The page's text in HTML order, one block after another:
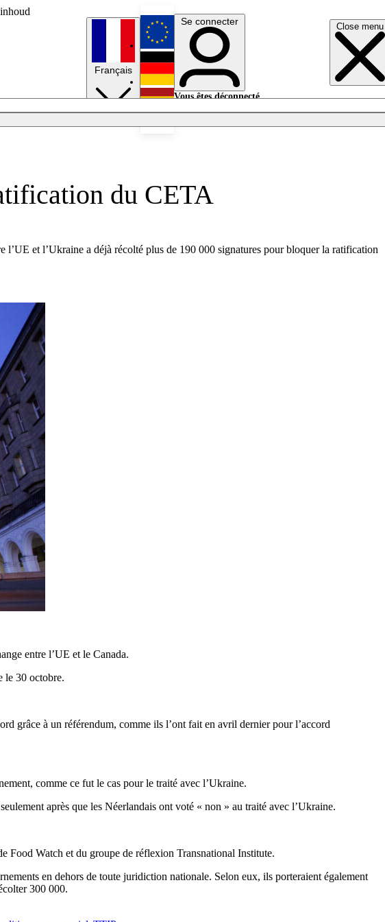
Close menu
Français
English
Deutsch
Se connecter
Vous êtes déconnecté.
du CETA
et l’Ukraine a déjà récolté plus de 190 000 signatures pour bloquer la ratification
entre l’UE et le Canada.
le 30 octobre.
grâce à un référendum, comme ils l’ont fait en avril dernier pour l’accord
comme ce fut le cas pour le traité avec l’Ukraine.
après que les Néerlandais ont voté « non » au traité avec l’Ukraine.
Food Watch et du groupe de réflexion Transnational Institute.
en dehors de toute juridiction nationale. Selon eux, ils porteraient également
300 000.